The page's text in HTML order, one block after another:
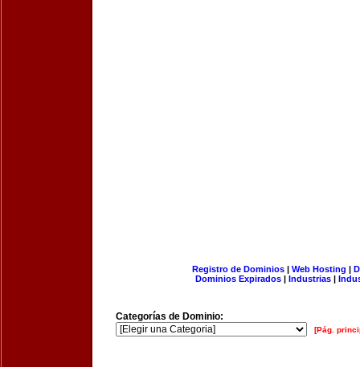
Registro de Dominios| Web Hosting |
Dominios Expirados | Industrias |
Categorías de Dominio:
[Pág.